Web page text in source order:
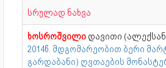
სრულად ნახვა
ხოსროშვილი დავითი
2014წ. მდგომარეობით ბერი
გარდაბანი) ღვთაების